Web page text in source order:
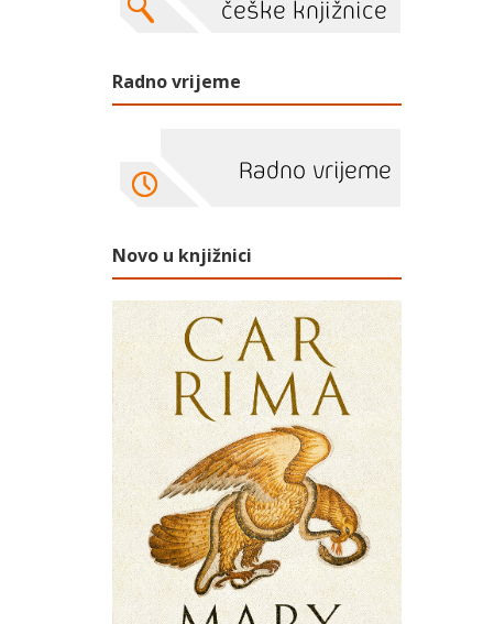
Radno vrijeme
Novo u knjižnici